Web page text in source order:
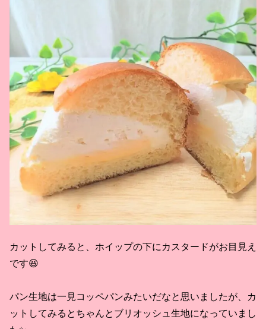
カットしてみると、ホイップの下にカスタードがお目見え
です😆
パン生地は一見コッペパンみたいだなと思いましたが、カ
ットしてみるとちゃんとブリオッシュ生地になっていまし